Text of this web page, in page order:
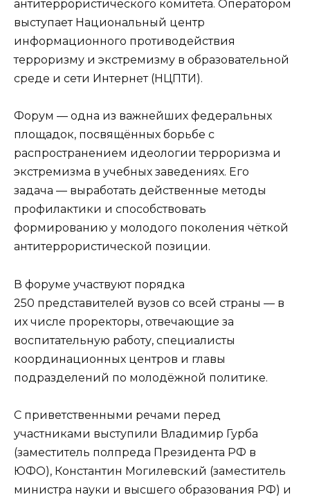
антитеррористического комитета. Оператором
выступает Национальный центр
информационного противодействия
терроризму и экстремизму в образовательной
среде и сети Интернет (НЦПТИ).
Форум — одна из важнейших федеральных
площадок, посвящённых борьбе с
распространением идеологии терроризма и
экстремизма в учебных заведениях. Его
задача — выработать действенные методы
профилактики и способствовать
формированию у молодого поколения чёткой
антитеррористической позиции.
В форуме участвуют порядка
250 представителей вузов со всей страны — в
их числе проректоры, отвечающие за
воспитательную работу, специалисты
координационных центров и главы
подразделений по молодёжной политике.
С приветственными речами перед
участниками выступили Владимир Гурба
(заместитель полпреда Президента РФ в
ЮФО), Константин Могилевский (заместитель
министра науки и высшего образования РФ) и